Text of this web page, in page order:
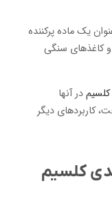
یک ماده پرکننده
و کاغذهای سنگی
کلسیمدر آنها
کاربردهای دیگر
کلسیم